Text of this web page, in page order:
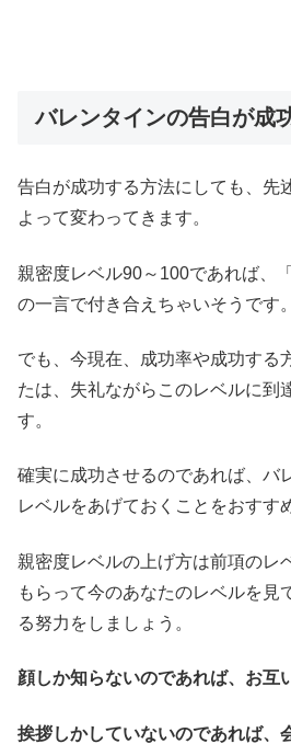
バレンタインの告白が成
告白が成功する方法にしても、先
よって変わってきます。
親密度レベル90～100であれば、
の一言で付き合えちゃいそうです。
でも、今現在、成功率や成功する
たは、失礼ながらこのレベルに到
す。
確実に成功させるのであれば、バ
レベルをあげておくことをおすす
親密度レベルの上げ方は前項のレ
もらって今のあなたのレベルを見
る努力をしましょう。
顔しか知らないのであれば、お互
挨拶しかしていないのであれば、